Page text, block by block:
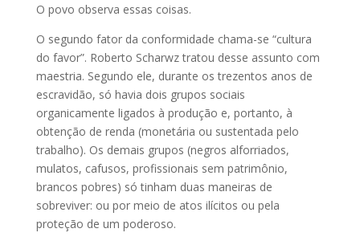
O povo observa essas coisas.
O segundo fator da conformidade chama-se “cultura
do favor”. Roberto Scharwz tratou desse assunto com
maestria. Segundo ele, durante os trezentos anos de
escravidão, só havia dois grupos sociais
organicamente ligados à produção e, portanto, à
obtenção de renda (monetária ou sustentada pelo
trabalho). Os demais grupos (negros alforriados,
mulatos, cafusos, profissionais sem patrimônio,
brancos pobres) só tinham duas maneiras de
sobreviver: ou por meio de atos ilícitos ou pela
proteção de um poderoso.